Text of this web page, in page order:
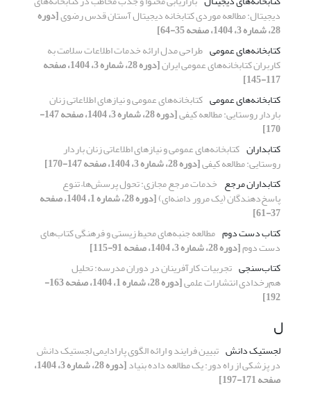
دیجیتال: مطالعه موردی کتابخانه دیجیتال آستان قدس رضوی[دوره
28، شماره 3، 1404، صفحه 35-64]
کتابخانه‌های عمومی طراحی مدل ارائه خدمات اطلاعات سلامت به
کاربران کتابخانه‌­های عمومی ایران [دوره 28، شماره 3، 1404، صفحه
117-145]
کتابخانه‌های عمومی کتابخانه‌های عمومی و نیازهای اطلاعاتی زنان
باردار روستایی: مطالعه‌ کیفی [دوره 28، شماره 3، 1404، صفحه 147-
170]
کتابداران کتابخانه‌های عمومی و نیازهای اطلاعاتی زنان باردار
روستایی: مطالعه‌ کیفی[دوره 28، شماره 3، 1404، صفحه 147-170]
کتابداران مرجع خدمات مرجع مجازی: تحول پرسش‌ها– تنوع
پاسخ‌دهندگان (یک مرور دامنه‌‌ای) [دوره 28، شماره 1، 1404، صفحه
37-61]
کتاب‌ دست دوم مطالعه جنبه‌های محیط زیستی و فرهنگی کتاب‌های
دست دوم[دوره 28، شماره 3، 1404، صفحه 91-115]
کتاب‌سنجی تجربیات کارآفرینان در دوران مدرسه: تحلیل
هم‌رخدادی انتشارات علمی [دوره 28، شماره 1، 1404، صفحه 163-
192]
ل
لجستیک دانش تبیین فرایند و ارائه الگوی پارادایمی لجستیک دانش
در پزشکی از راه دور: یک مطالعه داده بنیاد [دوره 28، شماره 3، 1404،
صفحه 171-197]